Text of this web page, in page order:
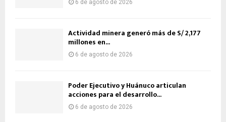
6 de agosto de 2026
Actividad minera generó más de S/ 2,177
millones en...
6 de agosto de 2026
Poder Ejecutivo y Huánuco articulan
acciones para el desarrollo...
6 de agosto de 2026